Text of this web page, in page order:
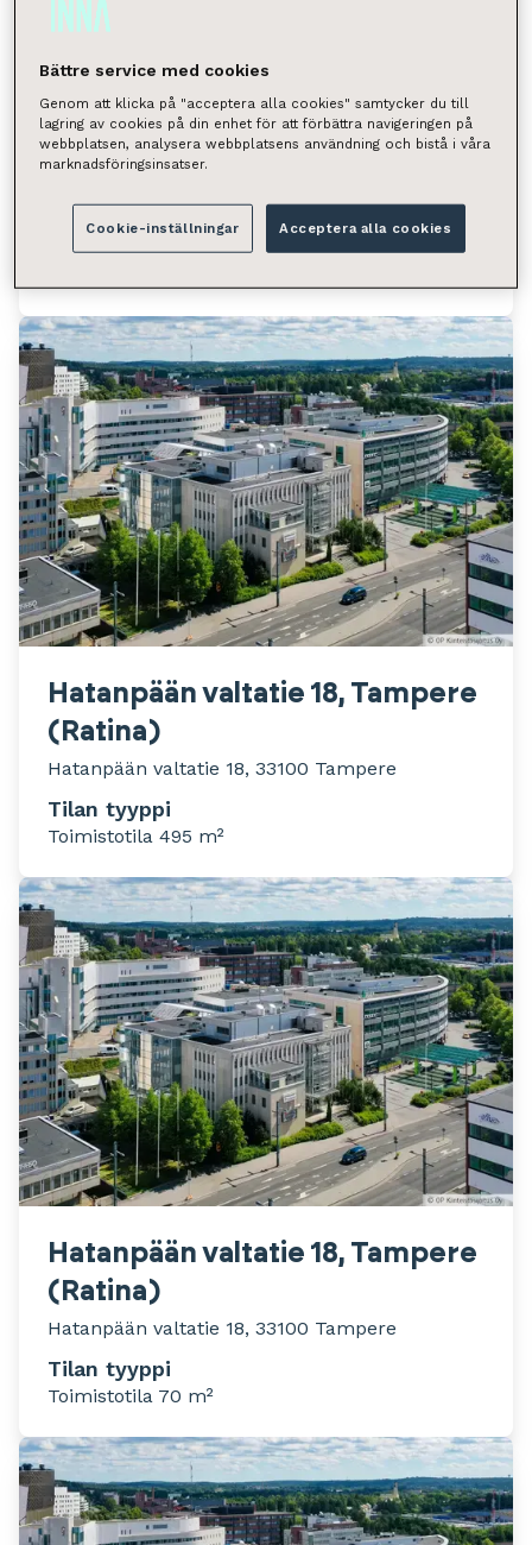
Hatanpään valtatie 18, Tampere
(Ratina)
Hatanpään valtatie 18, 33100 Tampere
Tilan tyyppi
Hatanpään valtatie 18, Tampere
(Ratina)
Hatanpään valtatie 18, 33100 Tampere
Tilan tyyppi
Toimistotila 495 m²
Hatanpään valtatie 18, Tampere
(Ratina)
Hatanpään valtatie 18, 33100 Tampere
Tilan tyyppi
Toimistotila 70 m²
Bättre service med cookies
Genom att klicka på "acceptera alla cookies" samtycker du till
lagring av cookies på din enhet för att förbättra navigeringen på
webbplatsen, analysera webbplatsens användning och bistå i våra
marknadsföringsinsatser.
Cookie-inställningar Acceptera alla cookies